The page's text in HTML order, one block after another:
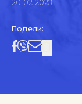
20.02.2023
Подели: